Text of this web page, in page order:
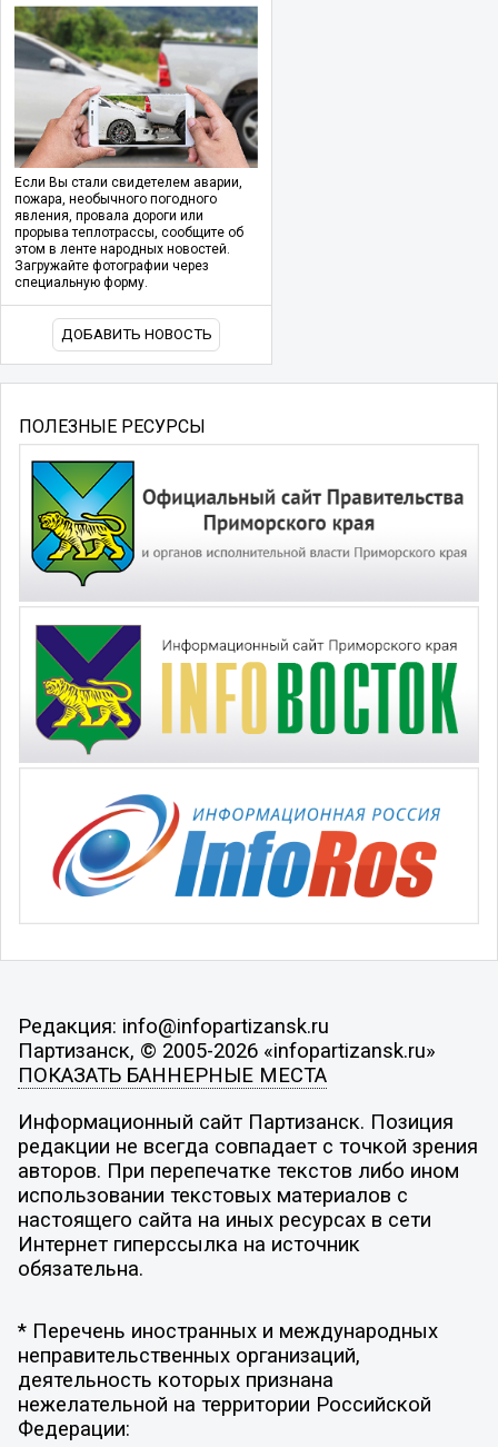
Если Вы стали свидетелем аварии,
пожара, необычного погодного
явления, провала дороги или
прорыва теплотрассы, сообщите об
этом в ленте народных новостей.
Загружайте фотографии через
специальную форму.
ДОБАВИТЬ НОВОСТЬ
ПОЛЕЗНЫЕ РЕСУРСЫ
Редакция: info@infopartizansk.ru
Партизанск, © 2005-2026 «infopartizansk.ru»
ПОКАЗАТЬ БАННЕРНЫЕ МЕСТА
Информационный сайт Партизанск. Позиция
редакции не всегда совпадает с точкой зрения
авторов. При перепечатке текстов либо ином
использовании текстовых материалов с
настоящего сайта на иных ресурсах в сети
Интернет гиперссылка на источник
обязательна.
* Перечень иностранных и международных
неправительственных организаций,
деятельность которых признана
нежелательной на территории Российской
Федерации: